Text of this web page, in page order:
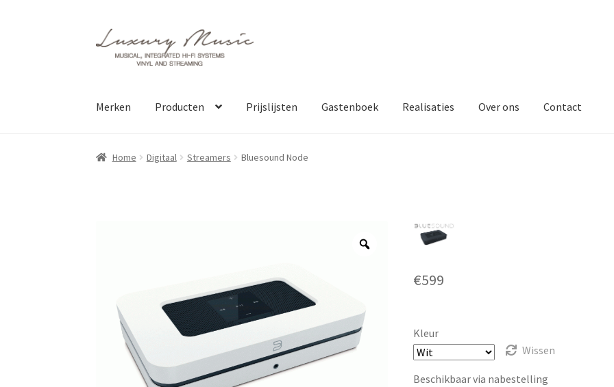
Ga
door
Ga
direct
inhoud
Merken Producten Prijslijsten Gastenboek Realisaties Over ons Contact
Home Digitaal Streamers Bluesound Node
€599
Kleur
Wissen
Beschikbaar via nabestelling